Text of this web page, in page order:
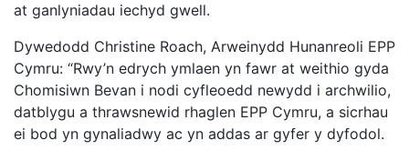
at ganlyniadau iechyd gwell.
Dywedodd Christine Roach, Arweinydd Hunanreoli EPP
Cymru: “Rwy’n edrych ymlaen yn fawr at weithio gyda
Chomisiwn Bevan i nodi cyfleoedd newydd i archwilio,
datblygu a thrawsnewid rhaglen EPP Cymru, a sicrhau
ei bod yn gynaliadwy ac yn addas ar gyfer y dyfodol.